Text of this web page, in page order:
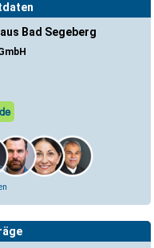
Bad Segeberg